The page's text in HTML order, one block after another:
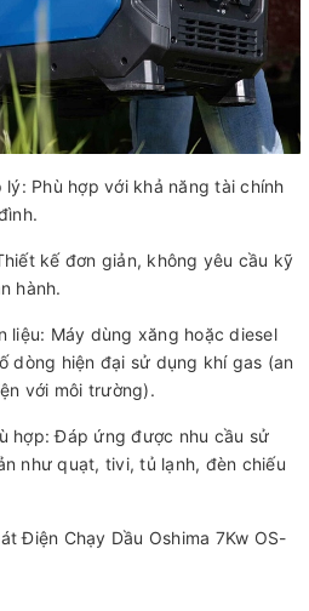
lý: Phù hợp với khả năng tài chính
kế đơn giản, không yêu cầu kỹ
hành.
liệu: Máy dùng xăng hoặc diesel
dòng hiện đại sử dụng khí gas (an
với môi trường).
hợp: Đáp ứng được nhu cầu sử
như quạt, tivi, tủ lạnh, đèn chiếu